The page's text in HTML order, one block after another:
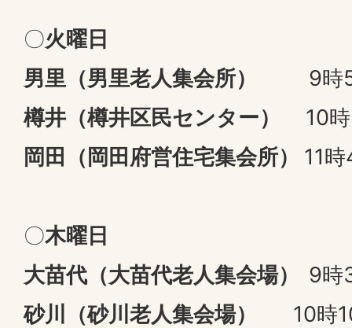
〇火曜日
男里（男里老人集会所）
9時
樽井（樽井区民センター）
10時
岡田（岡田府営住宅集会所） 11
〇木曜日
大苗代（大苗代老人集会場） 9時
砂川（砂川老人集会場）
10時